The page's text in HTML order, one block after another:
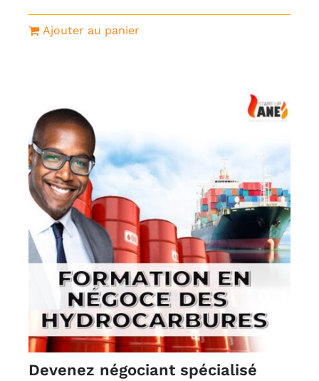
Ajouter au panier
Devenez négociant spécialisé